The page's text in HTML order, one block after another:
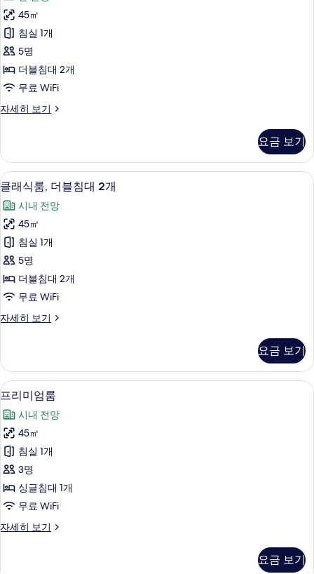
식
룸,
더
블
침
대
2
사
진
모
두
보
기
45㎡
침실 1개
5명
더블침대 2개
무료 WiFi
자세히 보기
클
더
블
침
2
개
자
세
히
보
기
요금 보기
클
래
식
룸,
더
블
침
대
2
사
진
모
두
보
기
5
클래식룸, 더블침대 2개
시내 전망
45㎡
침실 1개
5명
더블침대 2개
무료 WiFi
자세히 보기
클
더
블
침
2
개
자
세
히
보
기
요금 보기
프
리
미
엄
룸
사
진
모
두
기
6
프리미엄룸
시내 전망
45㎡
침실 1개
3명
싱글침대 1개
무료 WiFi
자세히 보기
프
요금 보기